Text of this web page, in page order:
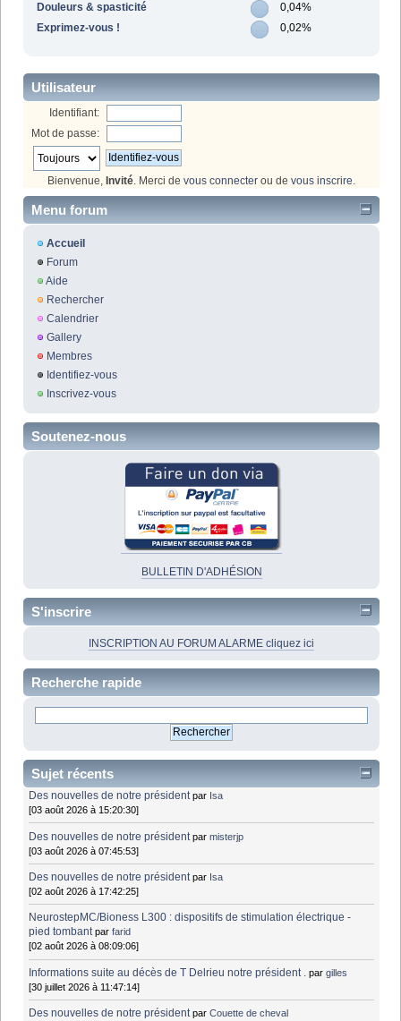
Douleurs & spasticité
0,04%
Exprimez-vous !
0,02%
Utilisateur
Identifiant:
Mot de passe:
Bienvenue, Invité. Merci de vous connecter ou de vous inscrire.
Menu forum
Accueil
Forum
Aide
Rechercher
Calendrier
Gallery
Membres
Identifiez-vous
Inscrivez-vous
Soutenez-nous
BULLETIN D'ADHÉSION
S'inscrire
INSCRIPTION AU FORUM ALARME cliquez ici
Recherche rapide
Sujet récents
Des nouvelles de notre président par Isa
[03 août 2026 à 15:20:30]
Des nouvelles de notre président parmisterjp
[03 août 2026 à 07:45:53]
Des nouvelles de notre président par Isa
[02 août 2026 à 17:42:25]
NeurostepMC/Bioness L300 : dispositifs de stimulation électrique -
pied tombant parfarid
[02 août 2026 à 08:09:06]
Informations suite au décès de T Delrieu notre président . pargilles
[30 juillet 2026 à 11:47:14]
Des nouvelles de notre président parCouette de cheval